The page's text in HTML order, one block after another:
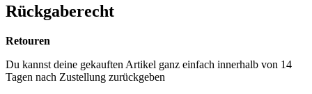
Rückgaberecht
Retouren
Du kannst deine gekauften Artikel ganz einfach innerhalb von 14
Tagen nach Zustellung zurückgeben